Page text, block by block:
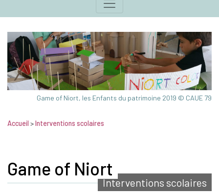
Game of Niort, les Enfants du patrimoine 2019 © CAUE 79
Accueil >Interventions scolaires
Game of Niort
Interventions scolaires